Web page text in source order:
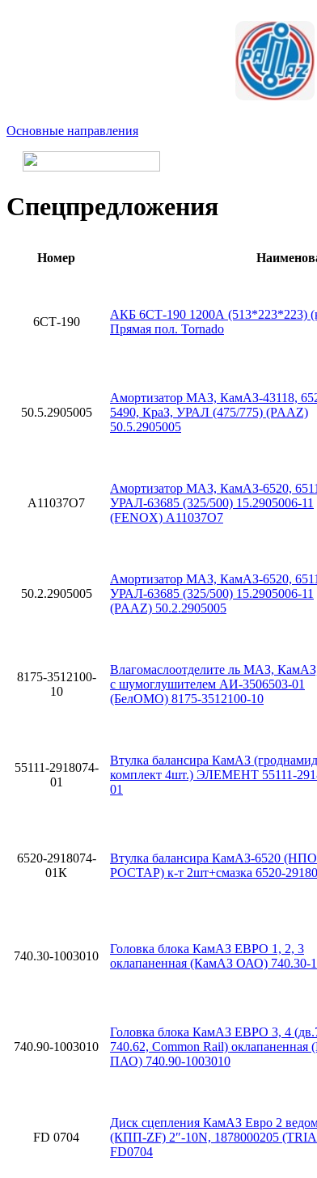
Основные направления
Спецпредложения
Номер
6СТ-190
АКБ 6СТ-190 1200А (513*223*223)
Прямая пол. Tornado
50.5.2905005
Амортизатор МАЗ, КамАЗ-43118,
5490, КраЗ, УРАЛ (475/775) (PAAZ)
50.5.2905005
A11037O7
Амортизатор МАЗ, КамАЗ-6520,
УРАЛ-63685 (325/500) 15.2905006-11
(FENOX) A11037O7
50.2.2905005
Амортизатор МАЗ, КамАЗ-6520,
УРАЛ-63685 (325/500) 15.2905006-11
(PAAZ) 50.2.2905005
8175-3512100-
10
Влагомаслоотделите ль МАЗ,
с шумоглушителем АИ-3506503-01
(БелОМО) 8175-3512100-10
55111-2918074-
01
Втулка балансира КамАЗ (гроднамид
комплект 4шт.) ЭЛЕМЕНТ 55111-
01
6520-2918074-
01К
Втулка балансира КамАЗ-6520 (НПО
РОСТАР) к-т 2шт+смазка 6520-
740.30-1003010
Головка блока КамАЗ ЕВРО 1, 2, 3
оклапаненная (КамАЗ ОАО) 740.30-
740.90-1003010
Головка блока КамАЗ ЕВРО 3, 4
740.62, Common Rail) оклапаненная
ПАО) 740.90-1003010
FD 0704
Диск сцепления КамАЗ Евро 2
(КПП-ZF) 2″-10N, 1878000205
FD0704